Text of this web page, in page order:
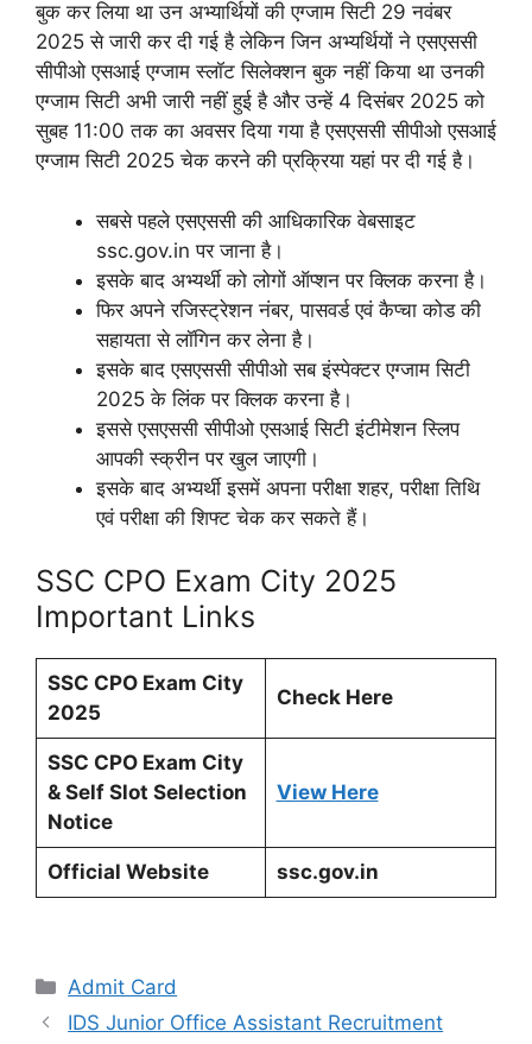
बुक कर लिया था उन अभ्यार्थियों की एग्जाम सिटी 29 नवंबर
2025 से जारी कर दी गई है लेकिन जिन अभ्यर्थियों ने एसएससी
सीपीओ एसआई एग्जाम स्लॉट सिलेक्शन बुक नहीं किया था उनकी
एग्जाम सिटी अभी जारी नहीं हुई है और उन्हें 4 दिसंबर 2025 को
सुबह 11:00 तक का अवसर दिया गया है एसएससी सीपीओ एसआई
एग्जाम सिटी 2025 चेक करने की प्रक्रिया यहां पर दी गई है।
सबसे पहले एसएससी की आधिकारिक वेबसाइट
ssc.gov.in पर जाना है।
इसके बाद अभ्यर्थी को लोगों ऑप्शन पर क्लिक करना है।
फिर अपने रजिस्ट्रेशन नंबर, पासवर्ड एवं कैप्चा कोड की
सहायता से लॉगिन कर लेना है।
इसके बाद एसएससी सीपीओ सब इंस्पेक्टर एग्जाम सिटी
2025 के लिंक पर क्लिक करना है।
इससे एसएससी सीपीओ एसआई सिटी इंटीमेशन स्लिप
आपकी स्क्रीन पर खुल जाएगी।
इसके बाद अभ्यर्थी इसमें अपना परीक्षा शहर, परीक्षा तिथि
एवं परीक्षा की शिफ्ट चेक कर सकते हैं।
SSC CPO Exam City 2025
Important Links
SSC CPO Exam City
2025
Check Here
SSC CPO Exam City
& Self Slot Selection
Notice
View Here
Official Website ssc.gov.in
Categories
Admit Card
IDS Junior Office Assistant Recruitment